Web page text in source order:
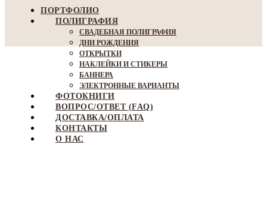
ПОРТФОЛИО
ПОЛИГРАФИЯ
СВАДЕБНАЯ ПОЛИГРАФИЯ
ДНИ РОЖДЕНИЯ
ОТКРЫТКИ
НАКЛЕЙКИ И СТИКЕРЫ
БАННЕРА
ЭЛЕКТРОННЫЕ ВАРИАНТЫ
ФОТОКНИГИ
ВОПРОС/ОТВЕТ (FAQ)
ДОСТАВКА/ОПЛАТА
КОНТАКТЫ
О НАС